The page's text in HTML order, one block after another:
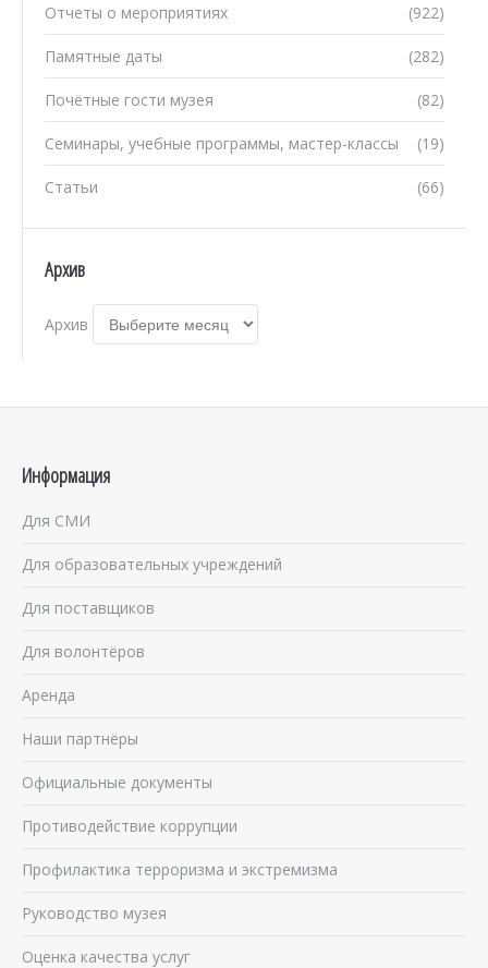
(922)
Отчеты о мероприятиях
(282)
Памятные даты
(82)
Почётные гости музея
(19)
Семинары, учебные программы, мастер-классы
(66)
Статьи
Архив
Архив
Информация
Для СМИ
Для образовательных учреждений
Для поставщиков
Для волонтёров
Аренда
Наши партнёры
Официальные документы
Противодействие коррупции
Профилактика терроризма и экстремизма
Руководство музея
Оценка качества услуг